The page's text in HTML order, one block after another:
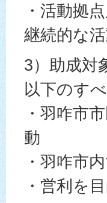
・活動拠
継続的な
3）助成対
以下のす
・羽咋市
動
・羽咋市
・営利を